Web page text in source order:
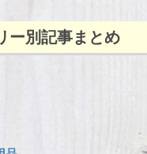
ー別記事まとめ